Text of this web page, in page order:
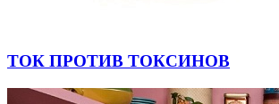
ТОК ПРОТИВ ТОКСИНОВ